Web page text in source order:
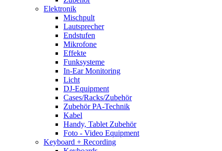
Elektronik
Mischpult
Lautsprecher
Endstufen
Mikrofone
Effekte
Funksysteme
In-Ear Monitoring
Licht
DJ-Equipment
Cases/Racks/Zubehör
Zubehör PA-Technik
Kabel
Handy, Tablet Zubehör
Foto - Video Equipment
Keyboard + Recording